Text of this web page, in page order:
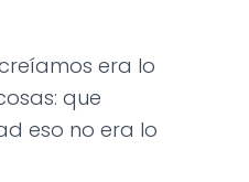
era lo
que
eso no era lo